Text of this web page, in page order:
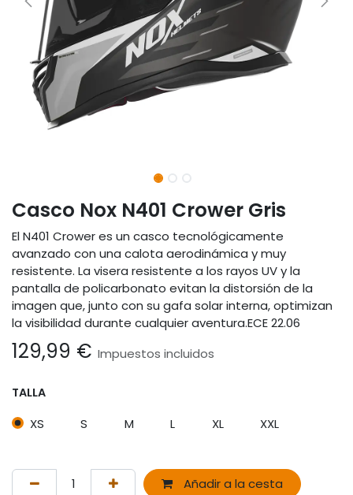
Casco Nox N401 Crower Gris
El N401 Crower es un casco tecnológicamente
avanzado con una calota aerodinámica y muy
resistente. La visera resistente a los rayos UV y la
pantalla de policarbonato evitan la distorsión de la
imagen que, junto con su gafa solar interna, optimizan
la visibilidad durante cualquier aventura.ECE 22.06
129,99 € Impuestos incluidos
TALLA
XS S M L XL XXL
Añadir a la cesta